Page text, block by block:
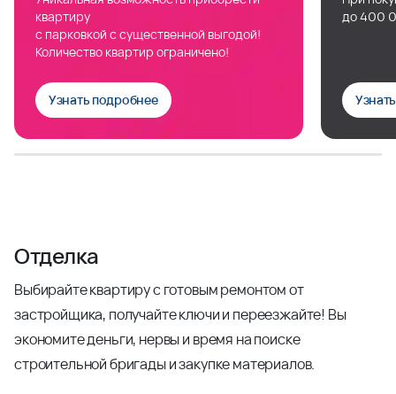
квартиру
с парковкой с существенной выгодой!
Количество квартир ограничено!
Узнать подробнее
до 400
Отделка
Выбирайте квартиру с готовым ремонтом от
застройщика, получайте ключи и переезжайте! Вы
экономите деньги, нервы и время на поиске
строительной бригады и закупке материалов.